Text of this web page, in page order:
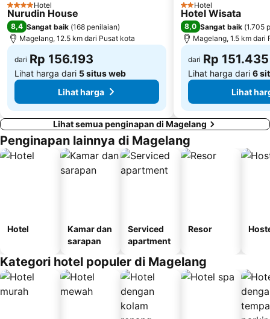
4 Bintang
Hotel
Nurudin House
8,4 Sangat baik (168 penilaian)
Magelang, 12.5 km dari Pusat kota
dari Rp 156.193
Lihat harga dari 5 situs web
Lihat harga
2 Bintang
Hotel
Hotel Wisata
8,0 Sangat baik (1.705
Magelang, 1.5 km dari
dari Rp 151.435
Lihat harga dari 6
Lihat
Lihat semua penginapan di Magelang
Penginapan lainnya di Magelang
Hotel
Kamar dan
sarapan
Serviced
apartment
Resor
Kategori hotel populer di Magelang